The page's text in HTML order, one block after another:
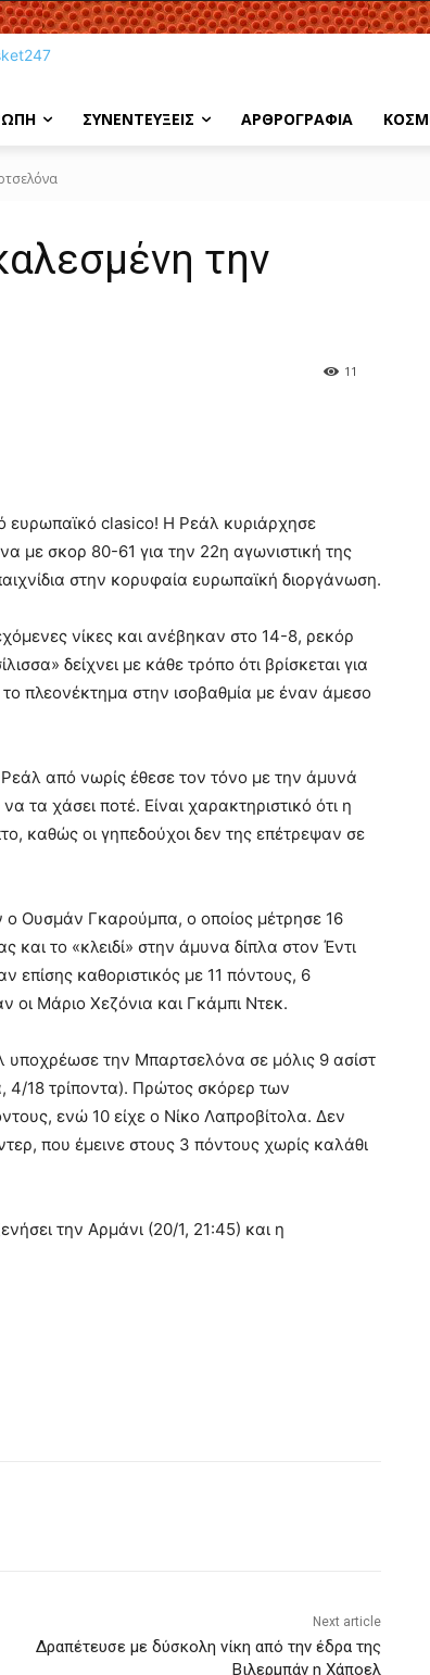
ΣΥΝΕΝΤΕΥΞΕΙΣ ΑΡΘΡΟΓΡΑΦΙΑ
την
11
ευρωπαϊκό clasico! Η Ρεάλ κυριάρχησε
με σκορ 80-61 για την 22η αγωνιστική της
στην κορυφαία ευρωπαϊκή διοργάνωση.
νίκες και ανέβηκαν στο 14-8, ρεκόρ
δείχνει με κάθε τρόπο ότι βρίσκεται για
πλεονέκτημα στην ισοβαθμία με έναν άμεσο
από νωρίς έθεσε τον τόνο με την άμυνά
τα χάσει ποτέ. Είναι χαρακτηριστικό ότι η
καθώς οι γηπεδούχοι δεν της επέτρεψαν σε
Ουσμάν Γκαρούμπα, ο οποίος μέτρησε 16
και το «κλειδί» στην άμυνα δίπλα στον Έντι
καθοριστικός με 11 πόντους, 6
οι Μάριο Χεζόνια και Γκάμπι Ντεκ.
την Μπαρτσελόνα σε μόλις 9 ασίστ
4/18 τρίποντα). Πρώτος σκόρερ των
ενώ 10 είχε ο Νίκο Λαπροβίτολα. Δεν
που έμεινε στους 3 πόντους χωρίς καλάθι
την Αρμάνι (20/1, 21:45) και η
Next article
Δραπέτευσε με δύσκολη νίκη από την έδρα της
Βιλερμπάν η Χάποελ